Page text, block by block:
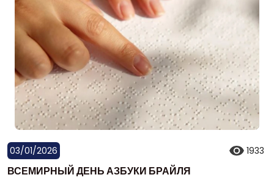
03/01/2026 1933
ВСЕМИРНЫЙ ДЕНЬ АЗБУКИ БРАЙЛЯ